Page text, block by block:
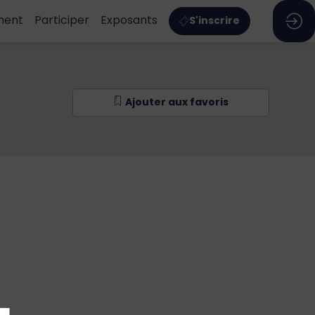
Participer Exposants S'inscrire
Ajouter aux favoris